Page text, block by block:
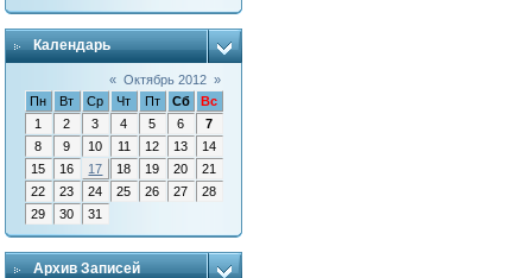
Календарь
« Октябрь 2012 »
Пн
Вт Ср Чт Пт Сб
Вс
1
2 3 4 5 6
7
8
9 10 11 12 13
14
15
16 17 18 19 20
21
22
23 24 25 26 27
28
29
30 31
Архив Записей